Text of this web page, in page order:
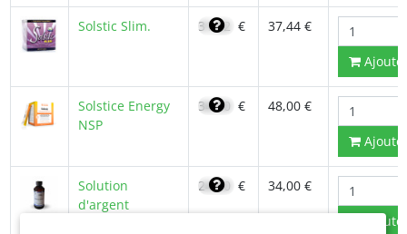
Solstic Slim. 31,82 € 37,44 €
Solstice Energy
NSP
34,30 € 48,00 €
Solution
d'argent
24,60 € 34,00 €